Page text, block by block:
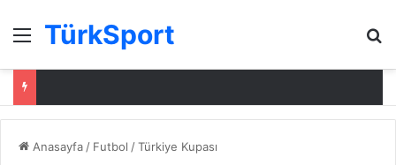
Menü
TürkSport
Anasayfa / Futbol /Türkiye Kupası